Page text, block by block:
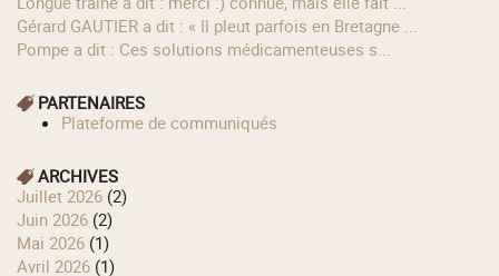
Gérard GAUTIER a dit : « Il pleut parfois en Bretagne ...
Pompe a dit : Ces solutions médicamenteuses s...
PARTENAIRES
Plateforme de communiqués
ARCHIVES
juillet 2026 (2)
juin 2026 (2)
mai 2026 (1)
avril 2026 (1)